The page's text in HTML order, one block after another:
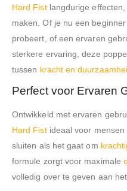
Hard Fistlangdurige effecten,
maken. Of je nu een
probeert, of een ervaren
sterkere ervaring, deze
tussen kracht en
Perfect voor Ervaren
Ontwikkeld met ervaren
Hard Fistideaal voor mensen
sluiten als het gaat om
formule zorgt voor maximale
volledig over te geven aan